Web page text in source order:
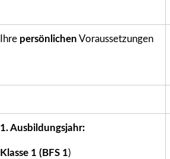
Ihre persönlichen Voraussetzungen
1. Ausbildungsjahr:
Klasse 1 (BFS 1)